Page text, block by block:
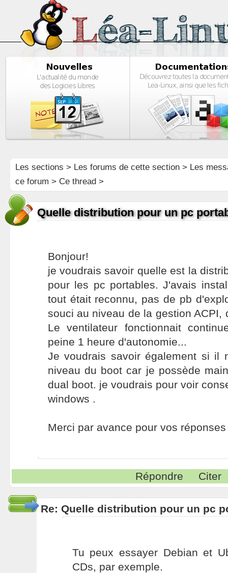
Les sections > Les forums de cette section> Les
ce forum > Ce thread >
Quelle distribution pour un pc
Bonjour!
je voudrais savoir quelle est la
pour les pc portables. J'avais
tout était reconnu, pas de pb
souci au niveau de la gestion ACPI,
Le ventilateur fonctionnait
peine 1 heure d'autonomie...
Je voudrais savoir également si il
niveau du boot car je possède
dual boot. je voudrais pour voir
windows .
Merci par avance pour vos
Répondre Citer
Re: Quelle distribution pour un pc
Tu peux essayer Debian et
CDs, par exemple.